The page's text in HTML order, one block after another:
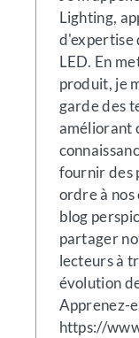
Lighting,
d'expertise
LED. En
produit, je
garde des
améliorant
fournir des
ordre à nos
blog
partager
lecteurs à
évolution
Apprenez-
https://